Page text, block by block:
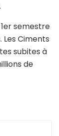
semestre
Les Ciments
subites à
de